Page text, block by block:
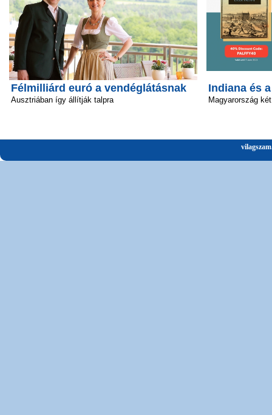
Félmilliárd euró a vendéglátásnak
Ausztriában így állítják talpra
Indiana és
Magyarország